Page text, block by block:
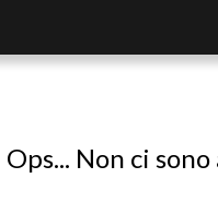
Ops... Non ci